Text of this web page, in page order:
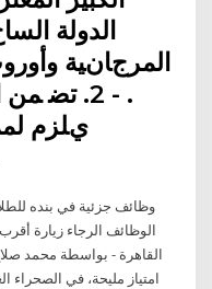
اﻟﻤﺮﺝﺎﻥﻴﺔ
. - 2. ﺗﻀ
ﻱﻠﺰم
وظائف جزئية في بنده
الوظائف الرجاء زيارة
القاهرة - بواسطة محمد
امتياز مليحة، في الصحراء